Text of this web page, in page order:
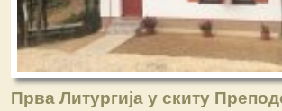
Прва Литургија у скиту